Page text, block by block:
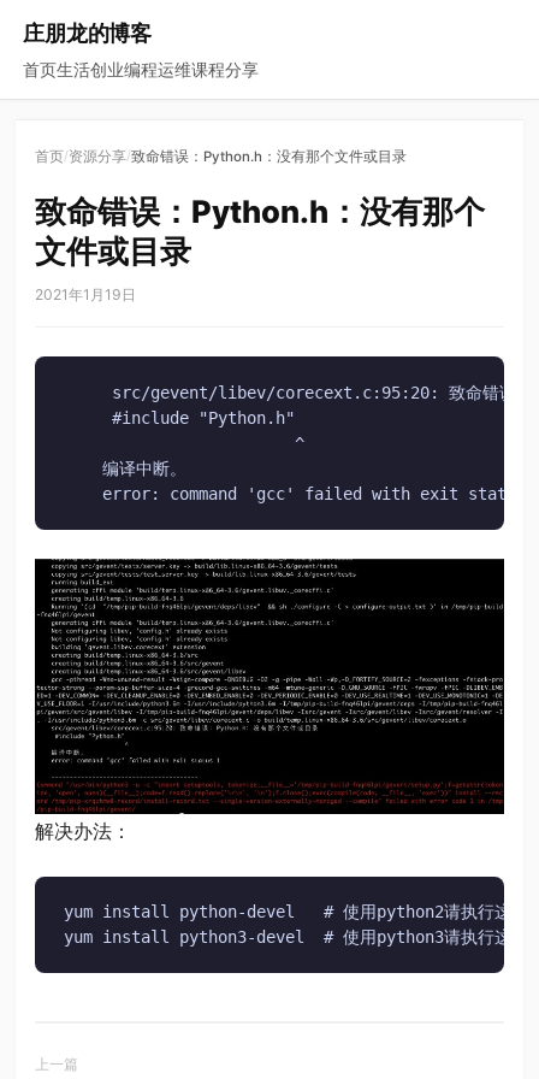
庄朋龙的博客
首页生活创业编程运维课程分享
首页/资源分享/致命错误：Python.h：没有那个文件或目录
致命错误：Python.h：没有那个
文件或目录
2021年1月19日
src/gevent/libev/corecext.c:95:20: 致命错误：
     #include "Python.h"
                        ^
    编译中断。
error: command 'gcc' failed with exit status
解决办法：
yum install python-devel   # 使用python2请执行这条
yum install python3-devel  # 使用python3请执行这条